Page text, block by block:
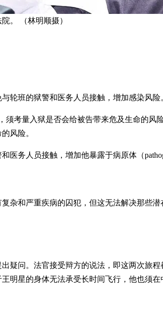
。 （林明顺摄）
班的狱警和医务人员接触，增加感染风险
考量入狱是否会给被告带来危及生命的
风险。
务人员接触，增加他暴露于病原体（
杂和严重疾病的囚犯，但这无法解决那些
疑问。法官接受辩方的说法，即这两次旅
星的身体无法承受长时间飞行，他也须在